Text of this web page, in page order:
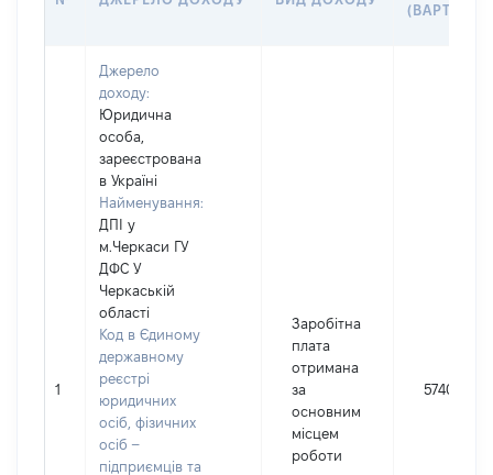
(ВАРТІСТЬ)
1
Джерело
доходу:
Юридична
особа,
зареєстрована
в Україні
Найменування:
ДПІ у
м.Черкаси ГУ
ДФС У
Черкаській
області
Код в Єдиному
державному
реєстрі
юридичних
осіб, фізичних
осіб –
підприємців та
Заробітна
плата
отримана
за
основним
місцем
роботи
57402